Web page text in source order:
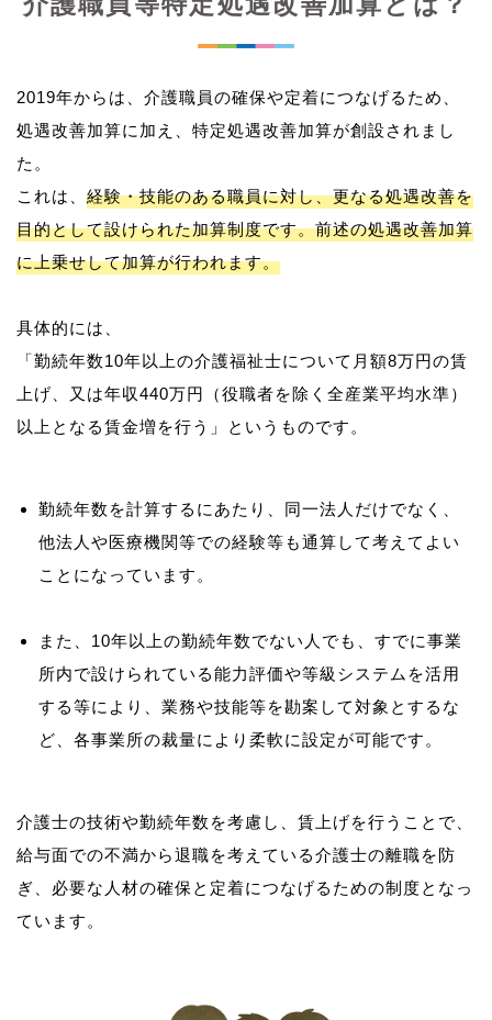
2019年からは、介護職員の確保や定着につなげるため、
処遇改善加算に加え、特定処遇改善加算が創設されまし
た。
これは、 経験・技能のある職員に対し、更なる処遇改善を
目的として設けられた加算制度です。前述の処遇改善加算
に上乗せして加算が行われます。
具体的には、
「勤続年数10年以上の介護福祉士について月額8万円の賃
上げ、又は年収440万円（役職者を除く全産業平均水準）
勤続年数を計算するにあたり、同一法人だけでなく、
他法人や医療機関等での経験等も通算して考えてよい
ことになっています。
また、10年以上の勤続年数でない人でも、すでに事業
所内で設けられている能力評価や等級システムを活用
する等により、業務や技能等を勘案して対象とするな
ど、各事業所の裁量により柔軟に設定が可能です。
介護士の技術や勤続年数を考慮し、賃上げを行うことで、
給与面での不満から退職を考えている介護士の離職を防
ぎ、必要な人材の確保と定着につなげるための制度となっ
ています。